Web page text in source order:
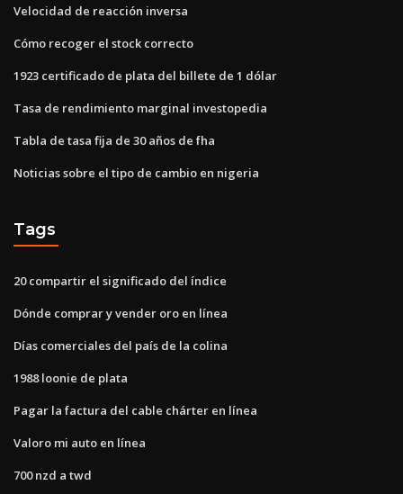
Velocidad de reacción inversa
Cómo recoger el stock correcto
1923 certificado de plata del billete de 1 dólar
Tasa de rendimiento marginal investopedia
Tabla de tasa fija de 30 años de fha
Noticias sobre el tipo de cambio en nigeria
Tags
20 compartir el significado del índice
Dónde comprar y vender oro en línea
Días comerciales del país de la colina
1988 loonie de plata
Pagar la factura del cable chárter en línea
Valoro mi auto en línea
700 nzd a twd